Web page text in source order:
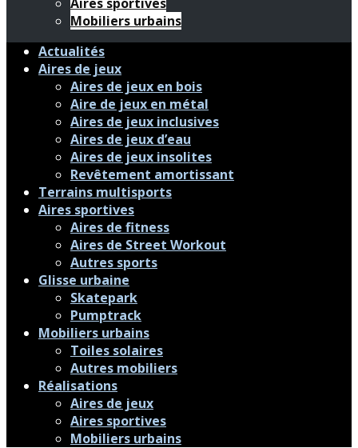
Mobiliers urbains
Actualités
Aires de jeux
Aires de jeux en bois
Aire de jeux en métal
Aires de jeux inclusives
Aires de jeux d’eau
Aires de jeux insolites
Revêtement amortissant
Terrains multisports
Aires sportives
Aires de fitness
Aires de Street Workout
Autres sports
Glisse urbaine
Skatepark
Pumptrack
Mobiliers urbains
Toiles solaires
Autres mobiliers
Réalisations
Aires de jeux
Aires sportives
Mobiliers urbains